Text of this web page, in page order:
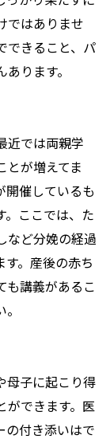
ではありませ
できること、パ
ります。
近では両親学
とが増えてま
開催しているも
。ここでは、た
など分娩の経過
。産後の赤ち
も講義があるこ
母子に起こり得
ができます。医
の付き添いはで